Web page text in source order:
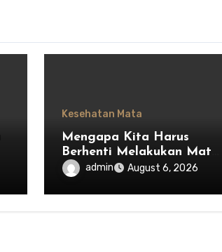
Kesehatan Mata
Mengapa Kita Harus
Berhenti Melakukan Mata
Saja dan Mulai
Menghargai Privasi Orang
Lain
admin August 6, 2026